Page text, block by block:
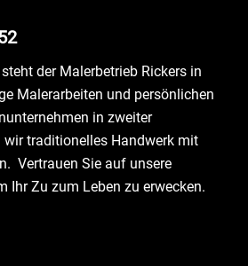
der Malerbetrieb Rickers in
Malerarbeiten und persönlichen
in zweiter
wir traditionelles Handwerk mit
Vertrauen Sie auf unsere
Ihr Zu zum Leben zu erwecken.